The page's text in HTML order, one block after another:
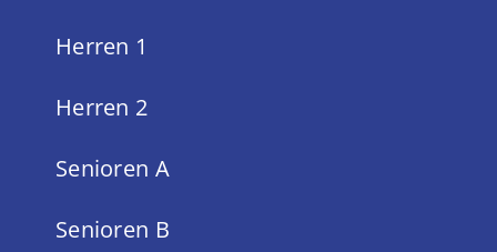
Herren 1
Herren 2
Senioren A
Senioren B